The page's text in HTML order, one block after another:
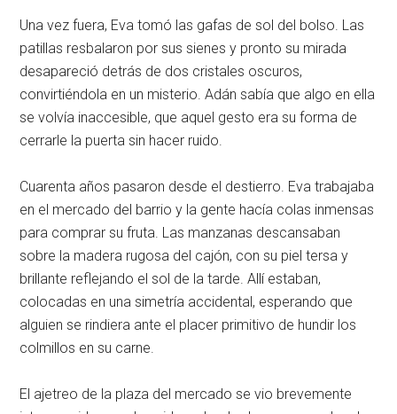
Una vez fuera, Eva tomó las gafas de sol del bolso. Las
patillas resbalaron por sus sienes y pronto su mirada
desapareció detrás de dos cristales oscuros,
convirtiéndola en un misterio. Adán sabía que algo en ella
se volvía inaccesible, que aquel gesto era su forma de
cerrarle la puerta sin hacer ruido.
Cuarenta años pasaron desde el destierro. Eva trabajaba
en el mercado del barrio y la gente hacía colas inmensas
para comprar su fruta. Las manzanas descansaban
sobre la madera rugosa del cajón, con su piel tersa y
brillante reflejando el sol de la tarde. Allí estaban,
colocadas en una simetría accidental, esperando que
alguien se rindiera ante el placer primitivo de hundir los
colmillos en su carne.
El ajetreo de la plaza del mercado se vio brevemente